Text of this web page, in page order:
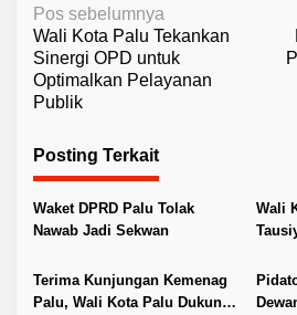
N
a
v
i
g
a
s
i
p
o
Pos sebelumnya
Wali Kota Palu Tekankan
Sinergi OPD untuk
Optimalkan Pelayanan
Publik
Posting Terkait
Waket DPRD Palu Tolak
Nawab Jadi Sekwan
Wali
Terima Kunjungan Kemenag
Palu, Wali Kota Palu Dukung